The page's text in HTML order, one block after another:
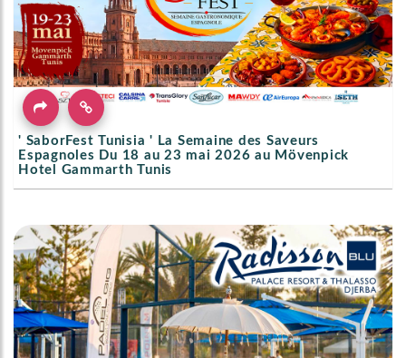
' SaborFest Tunisia ' La Semaine des Saveurs
Espagnoles Du 18 au 23 mai 2026 au Mövenpick
Hotel Gammarth Tunis